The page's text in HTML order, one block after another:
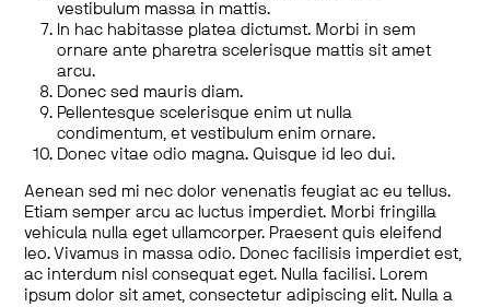
vestibulum massa in mattis.
In hac habitasse platea dictumst. Morbi in sem
ornare ante pharetra scelerisque mattis sit amet
arcu.
Donec sed mauris diam.
Pellentesque scelerisque enim ut nulla
condimentum, et vestibulum enim ornare.
Donec vitae odio magna. Quisque id leo dui.
Aenean sed mi nec dolor venenatis feugiat ac eu tellus.
Etiam semper arcu ac luctus imperdiet. Morbi fringilla
vehicula nulla eget ullamcorper. Praesent quis eleifend
leo. Vivamus in massa odio. Donec facilisis imperdiet est,
ac interdum nisl consequat eget. Nulla facilisi. Lorem
ipsum dolor sit amet, consectetur adipiscing elit. Nulla a